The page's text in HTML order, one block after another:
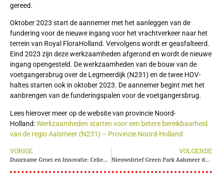
gereed.
Oktober 2023 start de aannemer met het aanleggen van de
fundering voor de nieuwe ingang voor het vrachtverkeer naar het
terrein van Royal FloraHolland. Vervolgens wordt er geasfalteerd.
Eind 2023 zijn deze werkzaamheden afgerond en wordt de nieuwe
ingang opengesteld. De werkzaamheden van de bouw van de
voetgangersbrug over de Legmeerdijk (N231) en de twee HOV-
haltes starten ook in oktober 2023. De aannemer begint met het
aanbrengen van de funderingspalen voor de voetgangersbrug.
Lees hierover meer op de website van provincie Noord-
Holland:Werkzaamheden starten voor een betere bereikbaarheid
van de regio Aalsmeer (N231) – Provincie Noord-Holland
VORIGE
Duurzame Groei en Innovatie: Celieplant op Green Park Aalsmeer
VOLGENDE
Nieuwsbrief Green Park Aalsmeer december 2023